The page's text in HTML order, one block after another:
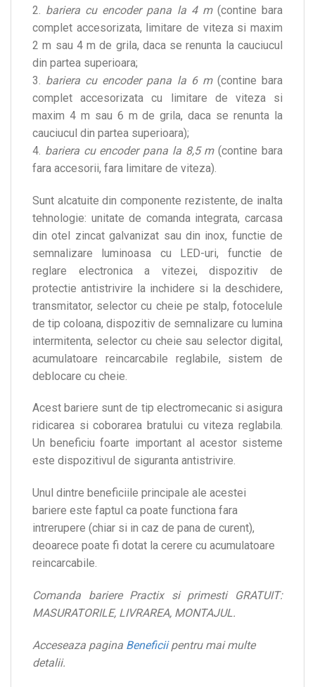
2. bariera cu encoder pana la 4 m(contine bara
complet accesorizata, limitare de viteza si maxim
2 m sau 4 m de grila, daca se renunta la cauciucul
din partea superioara;
3. bariera cu encoder pana la 6 m(contine bara
complet accesorizata cu limitare de viteza si
maxim 4 m sau 6 m de grila, daca se renunta la
cauciucul din partea superioara);
4. bariera cu encoder pana la 8,5 m(contine bara
fara accesorii, fara limitare de viteza).
Sunt alcatuite din componente rezistente, de inalta
tehnologie: unitate de comanda integrata, carcasa
din otel zincat galvanizat sau din inox, functie de
semnalizare luminoasa cu LED-uri, functie de
reglare electronica a vitezei, dispozitiv de
protectie antistrivire la inchidere si la deschidere,
transmitator, selector cu cheie pe stalp, fotocelule
de tip coloana, dispozitiv de semnalizare cu lumina
intermitenta, selector cu cheie sau selector digital,
acumulatoare reincarcabile reglabile, sistem de
deblocare cu cheie.
Acest bariere sunt de tip electromecanic si asigura
ridicarea si coborarea bratului cu viteza reglabila.
Un beneficiu foarte important al acestor sisteme
este dispozitivul de siguranta antistrivire.
Unul dintre beneficiile principale ale acestei
bariere este faptul ca poate functiona fara
intrerupere (chiar si in caz de pana de curent),
deoarece poate fi dotat la cerere cu acumulatoare
reincarcabile.
Comanda bariere Practix si primesti GRATUIT:
MASURATORILE, LIVRAREA, MONTAJUL.
Acceseaza pagina Beneficiipentru mai multe
detalii.